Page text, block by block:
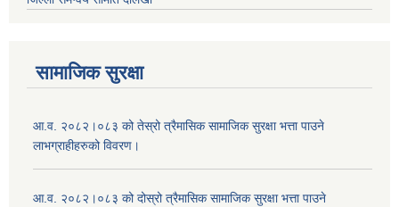
सामाजिक सुरक्षा
आ.व. २०८२।०८३ को तेस्रो त्रैमासिक सामाजिक सुरक्षा भत्ता पाउने
लाभग्राहीहरुको विवरण।
आ.व. २०८२।०८३ को दोस्रो त्रैमासिक सामाजिक सुरक्षा भत्ता पाउने